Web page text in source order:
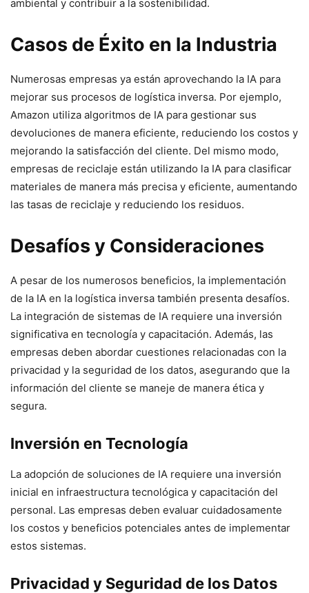
ambiental y contribuir a la sostenibilidad.
Casos de Éxito en la Industria
Numerosas empresas ya están aprovechando la IA para
mejorar sus procesos de logística inversa. Por ejemplo,
Amazon utiliza algoritmos de IA para gestionar sus
devoluciones de manera eficiente, reduciendo los costos y
mejorando la satisfacción del cliente. Del mismo modo,
empresas de reciclaje están utilizando la IA para clasificar
materiales de manera más precisa y eficiente, aumentando
las tasas de reciclaje y reduciendo los residuos.
Desafíos y Consideraciones
A pesar de los numerosos beneficios, la implementación
de la IA en la logística inversa también presenta desafíos.
La integración de sistemas de IA requiere una inversión
significativa en tecnología y capacitación. Además, las
empresas deben abordar cuestiones relacionadas con la
privacidad y la seguridad de los datos, asegurando que la
información del cliente se maneje de manera ética y
segura.
Inversión en Tecnología
La adopción de soluciones de IA requiere una inversión
inicial en infraestructura tecnológica y capacitación del
personal. Las empresas deben evaluar cuidadosamente
los costos y beneficios potenciales antes de implementar
estos sistemas.
Privacidad y Seguridad de los Datos